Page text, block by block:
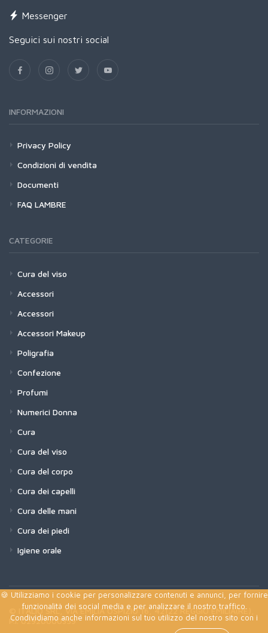
Messenger
Seguici sui nostri social
INFORMAZIONI
Privacy Policy
Condizioni di vendita
Documenti
FAQ LAMBRE
CATEGORIE
Cura del viso
Accessori
Accessori
Accessori Makeup
Poligrafia
Confezione
Profumi
Numerici Donna
Cura
Cura del viso
Cura del corpo
Cura dei capelli
Cura delle mani
Cura dei piedi
Igiene orale
© ITALIO SRL, VIA EMILIA OSPIZIO 16, 42122 REGGIO EMILIA(RE),
P.I. 02920000359
🍪 Utilizziamo i cookie per personalizzare contenuti e annunci, per fornire
funzionalità dei social media e per analizzare il nostro traffico.
Condividiamo anche informazioni sul tuo utilizzo del nostro sito con i